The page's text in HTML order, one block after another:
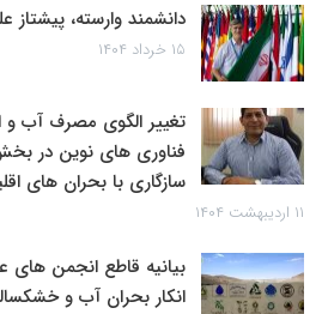
دانشمند وارسته، پیشتاز
۱۵ خرداد ۱۴۰۴
تغییر الگوی مصرف آب و
فناوری های نوین در
سازگاری با بحران های
۱۱ اردیبهشت ۱۴۰۴
بیانیه قاطع انجمن های
انکار بحران آب و